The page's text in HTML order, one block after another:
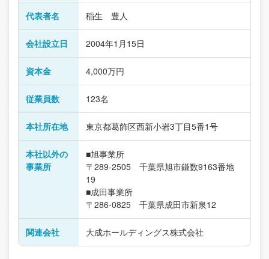
代表者名 稲生 豊人
会社設立日 2004年1月15日
資本金 4,000万円
従業員数 123名
本社所在地 東京都葛飾区西新小岩3丁目5番1号
本社以外の
事業所
■旭事業所
〒289-2505 千葉県旭市鎌数9163番地
19
■成田事業所
〒286-0825 千葉県成田市新泉12
関連会社 大成ホールディングス株式会社